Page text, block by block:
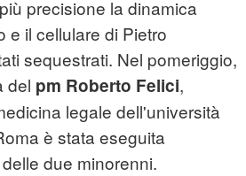
precisione la dinamica
e il cellulare di Pietro
sequestrati. Nel pomeriggio,
del pm Roberto Felici,
legale dell'università
è stata eseguita
due minorenni.